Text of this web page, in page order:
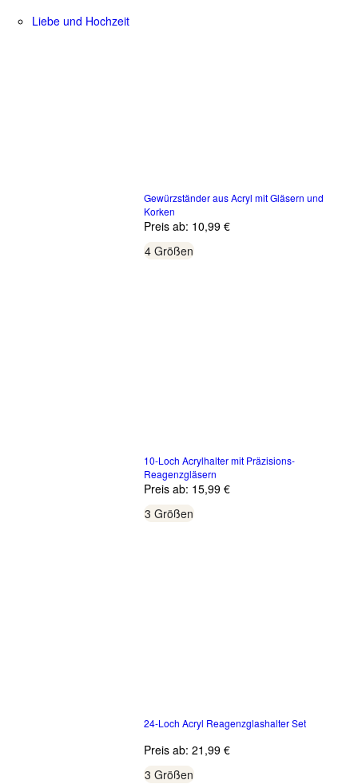
Liebe und Hochzeit
Gewürzständer aus Acryl mit Gläsern und
Korken
Preis ab: 10,99 €
4 Größen
10-Loch Acrylhalter mit Präzisions-
Reagenzgläsern
Preis ab: 15,99 €
3 Größen
24-Loch Acryl Reagenzglashalter Set
Preis ab: 21,99 €
3 Größen